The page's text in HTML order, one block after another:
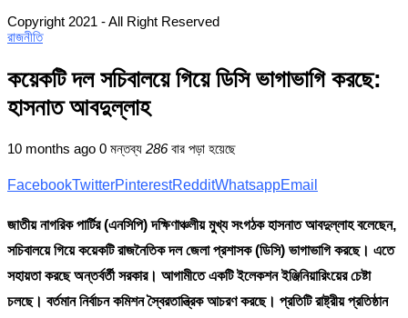
Copyright 2021 - All Right Reserved
রাজনীতি
কয়েকটি দল সচিবালয়ে গিয়ে ডিসি ভাগাভাগি করছে:
হাসনাত আবদুল্লাহ
10 months ago 0 মন্তব্য 286বার পড়া হয়েছে
FacebookTwitterPinterestRedditWhatsappEmail
জাতীয় নাগরিক পার্টির (এনসিপি) দক্ষিণাঞ্চলীয় মুখ্য সংগঠক হাসনাত আবদুল্লাহ বলেছেন,
সচিবালয়ে গিয়ে কয়েকটি রাজনৈতিক দল জেলা প্রশাসক (ডিসি) ভাগাভাগি করছে। এতে
সহায়তা করছে অন্তর্বর্তী সরকার। আগামীতে একটি ইলেকশন ইঞ্জিনিয়ারিংয়ের চেষ্টা
চলছে। বর্তমান নির্বাচন কমিশন স্বৈরতান্ত্রিক আচরণ করছে। প্রতিটি রাষ্ট্রীয় প্রতিষ্ঠান